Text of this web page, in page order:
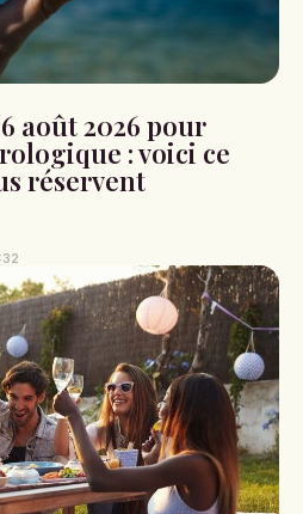
août 2026 pour
: voici ce
réservent